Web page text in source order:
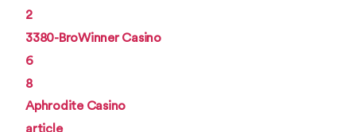
2
3380-BroWinner Casino
6
8
Aphrodite Casino
article